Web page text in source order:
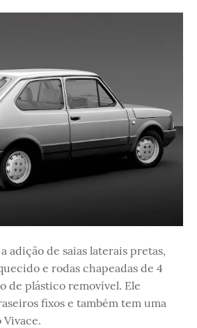
adição de saias laterais pretas,
e rodas chapeadas de 4
de plástico removível. Ele
fixos e também tem uma
Vivace.